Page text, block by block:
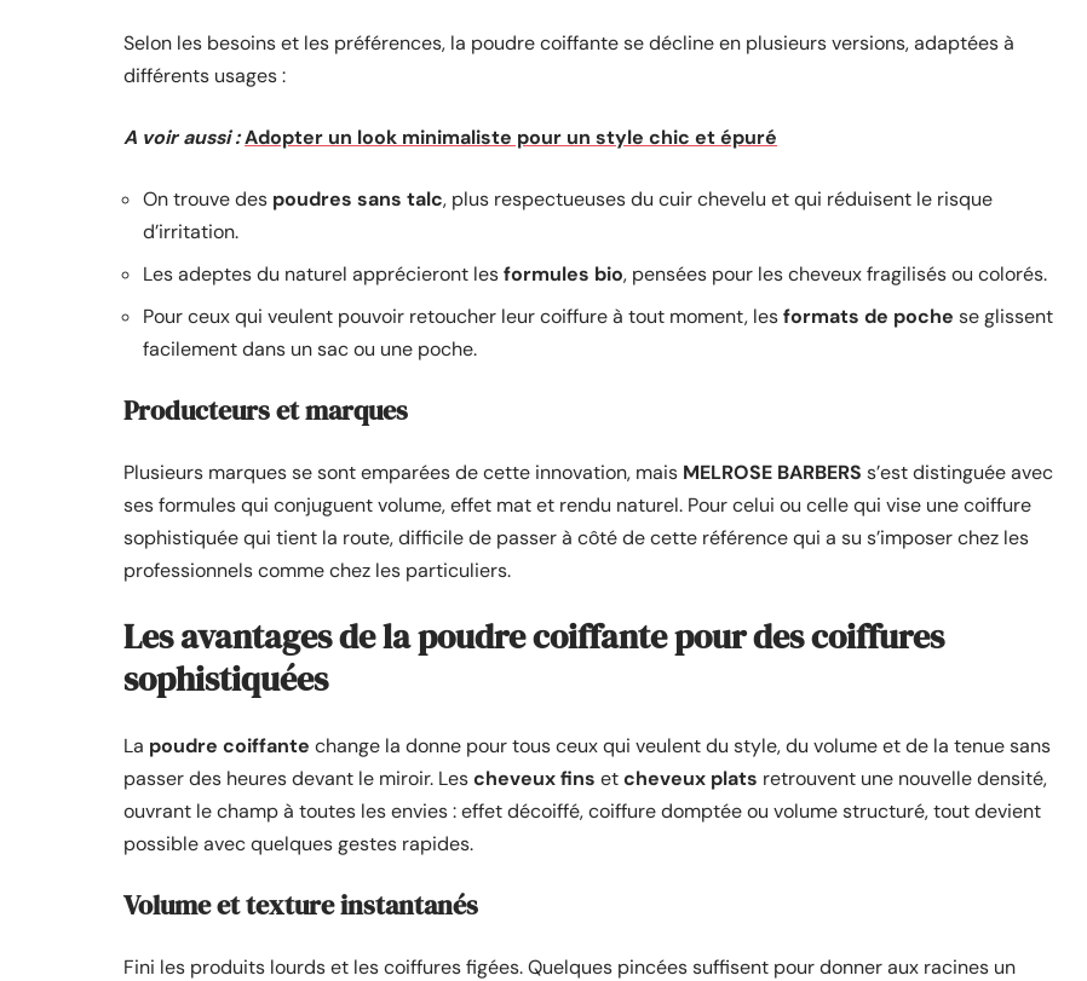
Selon les besoins et les préférences, la poudre coiffante se décline en plusieurs versions, adaptées à
différents usages :
A voir aussi :Adopter un look minimaliste pour un style chic et épuré
On trouve des poudres sans talc, plus respectueuses du cuir chevelu et qui réduisent le risque
d’irritation.
Les adeptes du naturel apprécieront lesformules bio, pensées pour les cheveux fragilisés ou colorés.
Pour ceux qui veulent pouvoir retoucher leur coiffure à tout moment, lesformats de poche se glissent
facilement dans un sac ou une poche.
Producteurs et marques
Plusieurs marques se sont emparées de cette innovation, mais MELROSE BARBERS s’est distinguée avec
ses formules qui conjuguent volume, effet mat et rendu naturel. Pour celui ou celle qui vise une coiffure
sophistiquée qui tient la route, difficile de passer à côté de cette référence qui a su s’imposer chez les
professionnels comme chez les particuliers.
Les avantages de la poudre coiffante pour des coiffures
sophistiquées
La poudre coiffante change la donne pour tous ceux qui veulent du style, du volume et de la tenue sans
passer des heures devant le miroir. Lescheveux fins etcheveux plats retrouvent une nouvelle densité,
ouvrant le champ à toutes les envies : effet décoiffé, coiffure domptée ou volume structuré, tout devient
possible avec quelques gestes rapides.
Volume et texture instantanés
Fini les produits lourds et les coiffures figées. Quelques pincées suffisent pour donner aux racines un